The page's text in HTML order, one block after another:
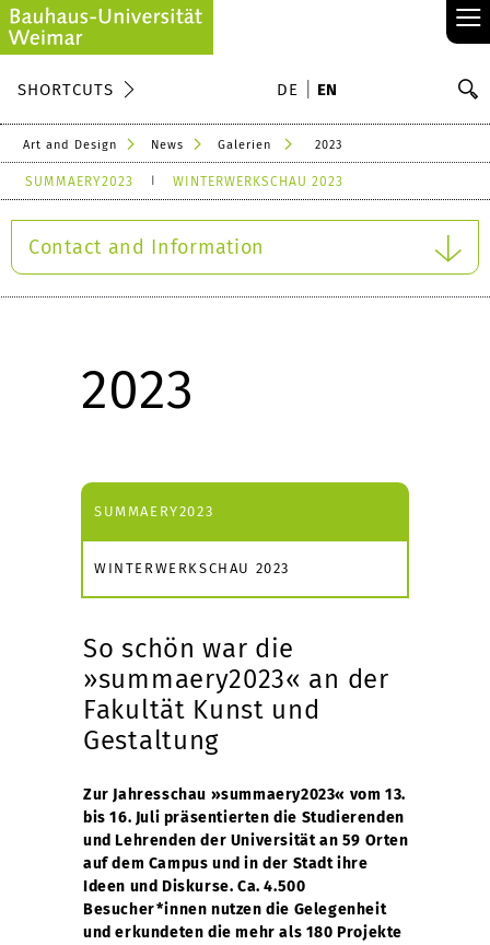
≡
SHORTCUTS DE EN
Art and Design News Galerien 2023
SUMMAERY2023 WINTERWERKSCHAU 2023
Contact and Information
2023
SUMMAERY2023
WINTERWERKSCHAU 2023
So schön war die
»summaery2023« an der
Fakultät Kunst und
Gestaltung
Zur Jahresschau »summaery2023« vom 13.
bis 16. Juli präsentierten die Studierenden
und Lehrenden der Universität an 59 Orten
auf dem Campus und in der Stadt ihre
Ideen und Diskurse. Ca. 4.500
Besucher*innen nutzen die Gelegenheit
und erkundeten die mehr als 180 Projekte